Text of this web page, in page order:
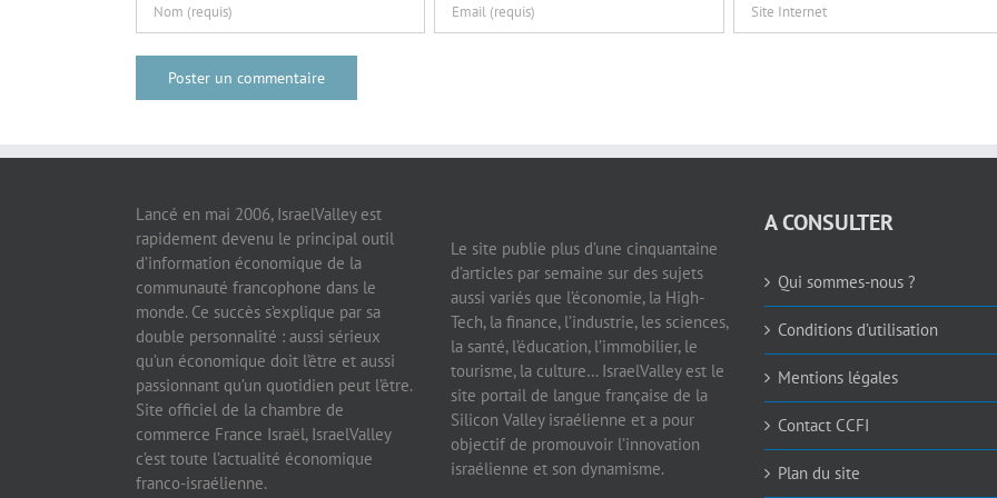
Lancé en mai 2006, IsraelValley est
rapidement devenu le principal outil
d’information économique de la
communauté francophone dans le
monde. Ce succès s’explique par sa
double personnalité : aussi sérieux
qu’un économique doit l’être et aussi
passionnant qu’un quotidien peut l’être.
Site officiel de la chambre de
commerce France Israël, IsraelValley
c’est toute l’actualité économique
franco-israélienne.
Le site publie plus d’une cinquantaine
d’articles par semaine sur des sujets
aussi variés que l’économie, la High-
Tech, la finance, l’industrie, les sciences,
la santé, l’éducation, l’immobilier, le
tourisme, la culture… IsraelValley est le
site portail de langue française de la
Silicon Valley israélienne et a pour
objectif de promouvoir l’innovation
israélienne et son dynamisme.
A CONSULTER
Qui sommes-nous ?
Conditions d’utilisation
Mentions légales
Contact CCFI
Plan du site